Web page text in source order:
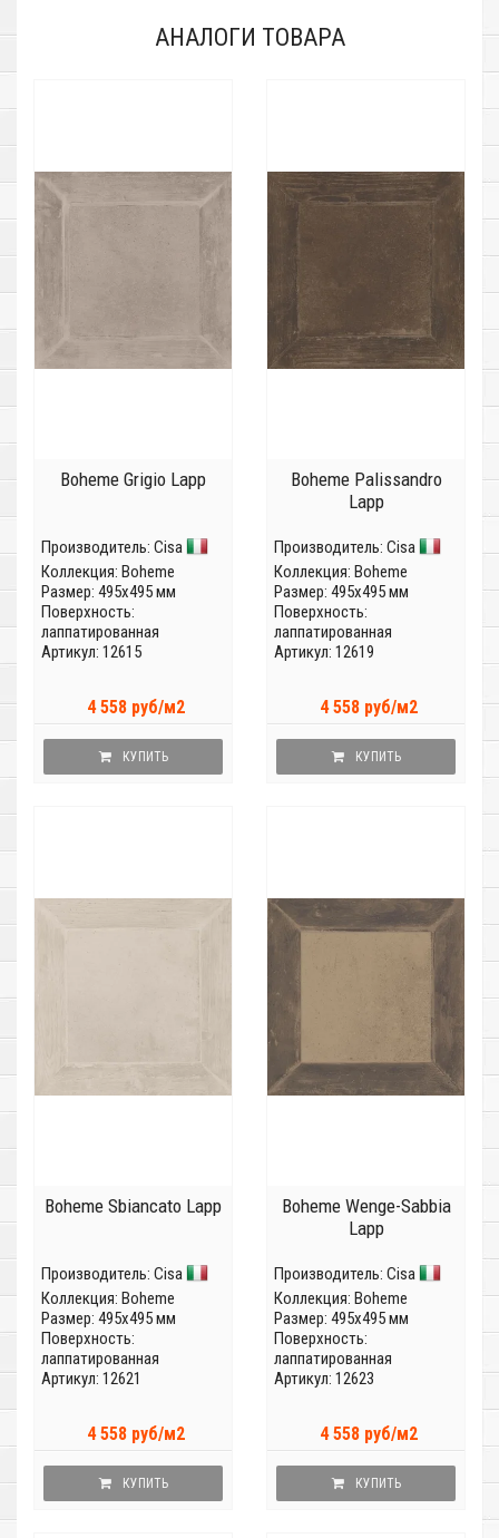
АНАЛОГИ ТОВАРА
Boheme Grigio Lapp
Производитель: Cisa
Коллекция: Boheme
Размер: 495x495 мм
Поверхность:
лаппатированная
Артикул: 12615
4 558 руб/м2
КУПИТЬ
Boheme Palissandro
Lapp
Производитель: Cisa
Коллекция: Boheme
Размер: 495x495 мм
Поверхность:
лаппатированная
Артикул: 12619
4 558 руб/м2
КУПИТЬ
Boheme Sbiancato Lapp
Производитель: Cisa
Коллекция: Boheme
Размер: 495x495 мм
Поверхность:
лаппатированная
Артикул: 12621
4 558 руб/м2
КУПИТЬ
Boheme Wenge-Sabbia
Lapp
Производитель: Cisa
Коллекция: Boheme
Размер: 495x495 мм
Поверхность:
лаппатированная
Артикул: 12623
4 558 руб/м2
КУПИТЬ